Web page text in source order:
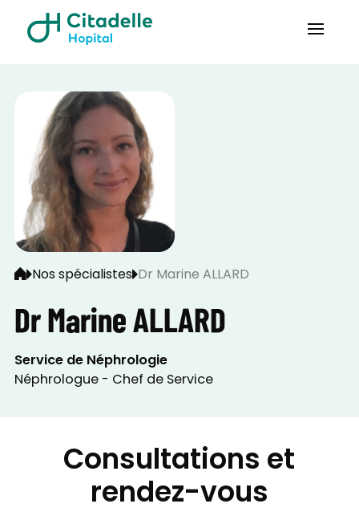
Nos spécialistes Dr Marine ALLARD
Dr Marine ALLARD
Service de Néphrologie
Néphrologue - Chef de Service
Consultations et
rendez-vous